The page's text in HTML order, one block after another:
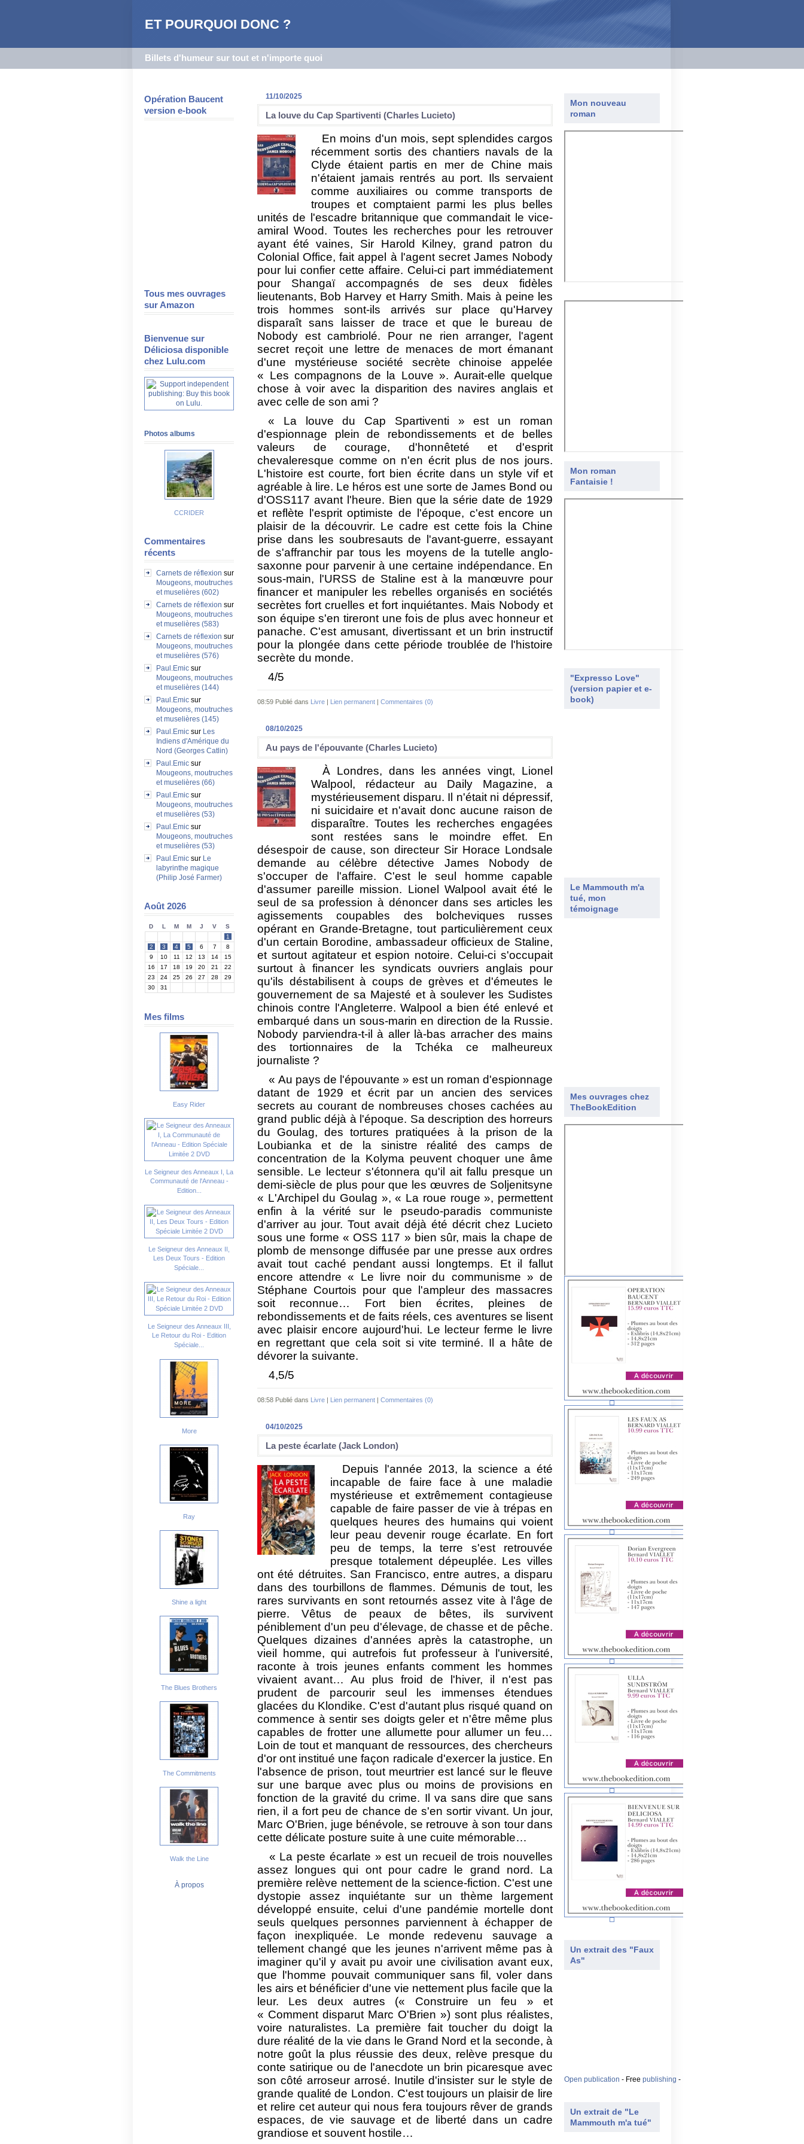
ET POURQUOI DONC ?
Billets d'humeur sur tout et n'importe quoi
Opération Baucent
version e-book
Tous mes ouvrages
sur Amazon
Bienvenue sur
Déliciosa disponible
chez Lulu.com
Photos albums
CCRIDER
Commentaires
récents
Carnets de réflexion sur
Mougeons, moutruches
et muselières (602)
Carnets de réflexion sur
Mougeons, moutruches
et muselières (583)
Carnets de réflexion sur
Mougeons, moutruches
et muselières (576)
Paul.Emic sur
Mougeons, moutruches
et muselières (144)
Paul.Emic sur
Mougeons, moutruches
et muselières (145)
Paul.Emic sur Les
Indiens d'Amérique du
Nord (Georges Catlin)
Paul.Emic sur
Mougeons, moutruches
et muselières (66)
Paul.Emic sur
Mougeons, moutruches
et muselières (53)
Paul.Emic sur
Mougeons, moutruches
et muselières (53)
Paul.Emic sur Le
labyrinthe magique
(Philip José Farmer)
Août 2026
D L M M J V
S
1
2
3 4 5 6 7
8
9
10 11 12 13 14
15
16
17 18 19 20 21
22
23
24 25 26 27 28
29
30
31
Mes films
Easy Rider
Le Seigneur des Anneaux I, La
Communauté de l'Anneau -
Edition...
Le Seigneur des Anneaux II,
Les Deux Tours - Edition
Spéciale...
Le Seigneur des Anneaux III,
Le Retour du Roi - Edition
Spéciale...
More
Ray
Shine a light
The Blues Brothers
The Commitments
Walk the Line
À propos
Mon nouveau
roman
Mon roman
Fantaisie !
"Expresso Love"
(version papier et e-
book)
Le Mammouth m'a
tué, mon
témoignage
Mes ouvrages chez
TheBookEdition
Un extrait des "Faux
As"
Open publication - Free publishing -
Un extrait de "Le
Mammouth m'a tué"
11/10/2025
La louve du Cap Spartiventi (Charles Lucieto)
En moins d'un mois, sept splendides cargos
récemment sortis des chantiers navals de la
Clyde étaient partis en mer de Chine mais
n'étaient jamais rentrés au port. Ils servaient
comme auxiliaires ou comme transports de
troupes et comptaient parmi les plus belles
unités de l'escadre britannique que commandait le vice-
amiral Wood. Toutes les recherches pour les retrouver
ayant été vaines, Sir Harold Kilney, grand patron du
Colonial Office, fait appel à l'agent secret James Nobody
pour lui confier cette affaire. Celui-ci part immédiatement
pour Shangaï accompagnés de ses deux fidèles
lieutenants, Bob Harvey et Harry Smith. Mais à peine les
trois hommes sont-ils arrivés sur place qu'Harvey
disparaît sans laisser de trace et que le bureau de
Nobody est cambriolé. Pour ne rien arranger, l'agent
secret reçoit une lettre de menaces de mort émanant
d'une mystérieuse société secrète chinoise appelée
« Les compagnons de la Louve ». Aurait-elle quelque
chose à voir avec la disparition des navires anglais et
avec celle de son ami ?
« La louve du Cap Spartiventi » est un roman
d'espionnage plein de rebondissements et de belles
valeurs de courage, d'honnêteté et d'esprit
chevaleresque comme on n'en écrit plus de nos jours.
L'histoire est courte, fort bien écrite dans un style vif et
agréable à lire. Le héros est une sorte de James Bond ou
d'OSS117 avant l'heure. Bien que la série date de 1929
et reflète l'esprit optimiste de l'époque, c'est encore un
plaisir de la découvrir. Le cadre est cette fois la Chine
prise dans les soubresauts de l'avant-guerre, essayant
de s'affranchir par tous les moyens de la tutelle anglo-
saxonne pour parvenir à une certaine indépendance. En
sous-main, l'URSS de Staline est à la manœuvre pour
financer et manipuler les rebelles organisés en sociétés
secrètes fort cruelles et fort inquiétantes. Mais Nobody et
son équipe s'en tireront une fois de plus avec honneur et
panache. C'est amusant, divertissant et un brin instructif
pour la plongée dans cette période troublée de l'histoire
secrète du monde.
4/5
08:59 Publié dans Livre | Lien permanent | Commentaires (0)
08/10/2025
Au pays de l'épouvante (Charles Lucieto)
À Londres, dans les années vingt, Lionel
Walpool, rédacteur au Daily Magazine, a
mystérieusement disparu. Il n'était ni dépressif,
ni suicidaire et n'avait donc aucune raison de
disparaître. Toutes les recherches engagées
sont restées sans le moindre effet. En
désespoir de cause, son directeur Sir Horace Londsale
demande au célèbre détective James Nobody de
s'occuper de l'affaire. C'est le seul homme capable
d'assumer pareille mission. Lionel Walpool avait été le
seul de sa profession à dénoncer dans ses articles les
agissements coupables des bolcheviques russes
opérant en Grande-Bretagne, tout particulièrement ceux
d'un certain Borodine, ambassadeur officieux de Staline,
et surtout agitateur et espion notoire. Celui-ci s'occupait
surtout à financer les syndicats ouvriers anglais pour
qu'ils déstabilisent à coups de grèves et d'émeutes le
gouvernement de sa Majesté et à soulever les Sudistes
chinois contre l'Angleterre. Walpool a bien été enlevé et
embarqué dans un sous-marin en direction de la Russie.
Nobody parviendra-t-il à aller là-bas arracher des mains
des tortionnaires de la Tchéka ce malheureux
journaliste ?
« Au pays de l'épouvante » est un roman d'espionnage
datant de 1929 et écrit par un ancien des services
secrets au courant de nombreuses choses cachées au
grand public déjà à l'époque. Sa description des horreurs
du Goulag, des tortures pratiquées à la prison de la
Loubianka et de la sinistre réalité des camps de
concentration de la Kolyma peuvent choquer une âme
sensible. Le lecteur s'étonnera qu'il ait fallu presque un
demi-siècle de plus pour que les œuvres de Soljenitsyne
« L'Archipel du Goulag », « La roue rouge », permettent
enfin à la vérité sur le pseudo-paradis communiste
d'arriver au jour. Tout avait déjà été décrit chez Lucieto
sous une forme « OSS 117 » bien sûr, mais la chape de
plomb de mensonge diffusée par une presse aux ordres
avait tout caché pendant aussi longtemps. Et il fallut
encore attendre « Le livre noir du communisme » de
Stéphane Courtois pour que l'ampleur des massacres
soit reconnue… Fort bien écrites, pleines de
rebondissements et de faits réels, ces aventures se lisent
avec plaisir encore aujourd'hui. Le lecteur ferme le livre
en regrettant que cela soit si vite terminé. Il a hâte de
dévorer la suivante.
4,5/5
08:58 Publié dans Livre | Lien permanent | Commentaires (0)
04/10/2025
La peste écarlate (Jack London)
Depuis l'année 2013, la science a été
incapable de faire face à une maladie
mystérieuse et extrêmement contagieuse
capable de faire passer de vie à trépas en
quelques heures des humains qui voient
leur peau devenir rouge écarlate. En fort
peu de temps, la terre s'est retrouvée
presque totalement dépeuplée. Les villes
ont été détruites. San Francisco, entre autres, a disparu
dans des tourbillons de flammes. Démunis de tout, les
rares survivants en sont retournés assez vite à l'âge de
pierre. Vêtus de peaux de bêtes, ils survivent
péniblement d'un peu d'élevage, de chasse et de pêche.
Quelques dizaines d'années après la catastrophe, un
vieil homme, qui autrefois fut professeur à l'université,
raconte à trois jeunes enfants comment les hommes
vivaient avant… Au plus froid de l'hiver, il n'est pas
prudent de parcourir seul les immenses étendues
glacées du Klondike. C'est d'autant plus risqué quand on
commence à sentir ses doigts geler et n'être même plus
capables de frotter une allumette pour allumer un feu…
Loin de tout et manquant de ressources, des chercheurs
d'or ont institué une façon radicale d'exercer la justice. En
l'absence de prison, tout meurtrier est lancé sur le fleuve
sur une barque avec plus ou moins de provisions en
fonction de la gravité du crime. Il va sans dire que sans
rien, il a fort peu de chance de s'en sortir vivant. Un jour,
Marc O'Brien, juge bénévole, se retrouve à son tour dans
cette délicate posture suite à une cuite mémorable…
« La peste écarlate » est un recueil de trois nouvelles
assez longues qui ont pour cadre le grand nord. La
première relève nettement de la science-fiction. C'est une
dystopie assez inquiétante sur un thème largement
développé ensuite, celui d'une pandémie mortelle dont
seuls quelques personnes parviennent à échapper de
façon inexpliquée. Le monde redevenu sauvage a
tellement changé que les jeunes n'arrivent même pas à
imaginer qu'il y avait pu avoir une civilisation avant eux,
que l'homme pouvait communiquer sans fil, voler dans
les airs et bénéficier d'une vie nettement plus facile que la
leur. Les deux autres (« Construire un feu » et
« Comment disparut Marc O'Brien ») sont plus réalistes,
voire naturalistes. La première fait toucher du doigt la
dure réalité de la vie dans le Grand Nord et la seconde, à
notre goût la plus réussie des deux, relève presque du
conte satirique ou de l'anecdote un brin picaresque avec
son côté arroseur arrosé. Inutile d'insister sur le style de
grande qualité de London. C'est toujours un plaisir de lire
et relire cet auteur qui nous fera toujours rêver de grands
espaces, de vie sauvage et de liberté dans un cadre
grandiose et souvent hostile…